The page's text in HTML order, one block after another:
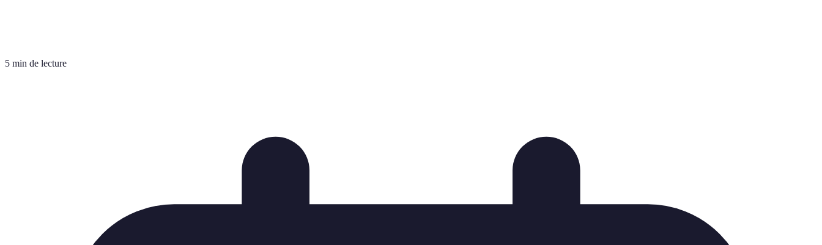
5 min de lecture